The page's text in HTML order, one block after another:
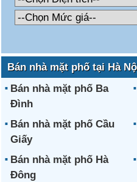
Bán nhà mặt phố tại Hà
Bán nhà mặt phố Ba
Đình
Bán nhà mặt phố Cầu
Giấy
Bán nhà mặt phố Hà
Đông